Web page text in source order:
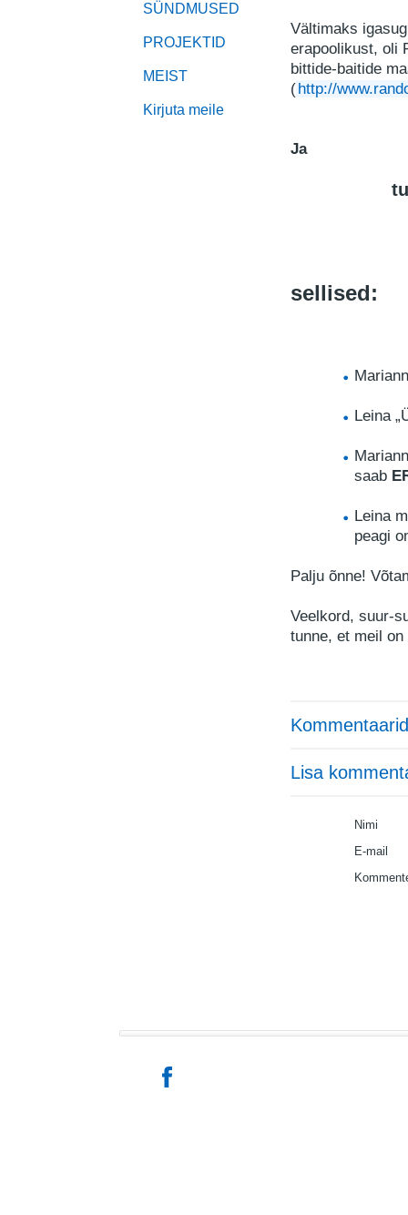
SÜNDMUSED
PROJEKTID
MEIST
Kirjuta meile
Vältimaks
erapoolikust, oli
bittide-baitide
(http://
Ja
sellised:
Leina
saab
Leina
peagi
Palju õnne!
Veelkord, suur-
tunne, et meil
Lisa
Nimi
E-mail